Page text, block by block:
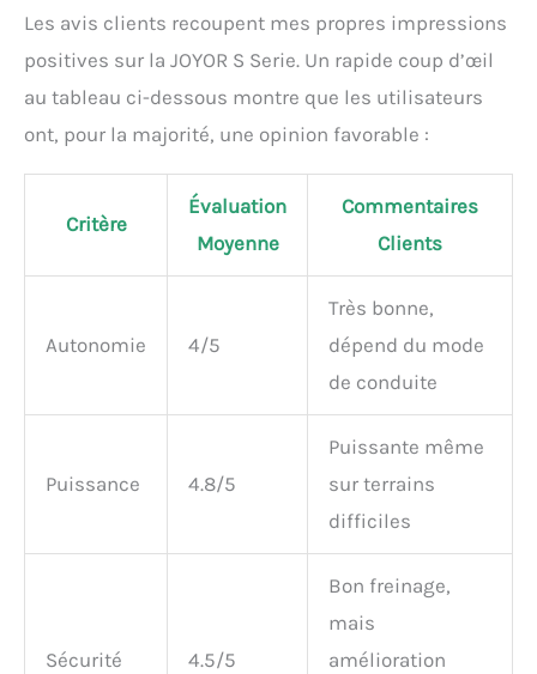
faible) s'affiche, veuillez
vérifier si le code P03 est
changer en 60, qui
correspond à l'affichage
Les avis clients recoupent mes propres impressions
positives sur la JOYOR S Serie. Un rapide coup d’œil
au tableau ci-dessous montre que les utilisateurs
ont, pour la majorité, une opinion favorable :
Critère
Évaluation
Moyenne
Commentaires
Clients
Autonomie 4/5
Très bonne,
dépend du mode
de conduite
Puissance 4.8/5
Puissante même
sur terrains
difficiles
Sécurité 4.5/5
Bon freinage,
mais
amélioration